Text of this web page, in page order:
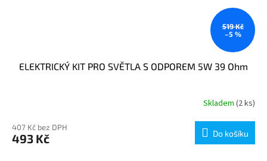
519 Kč
–5 %
ELEKTRICKÝ KIT PRO SVĚTLA S ODPOREM 5W 39 Ohm
Skladem (2 ks)
407 Kč bez DPH
493 Kč Do košíku